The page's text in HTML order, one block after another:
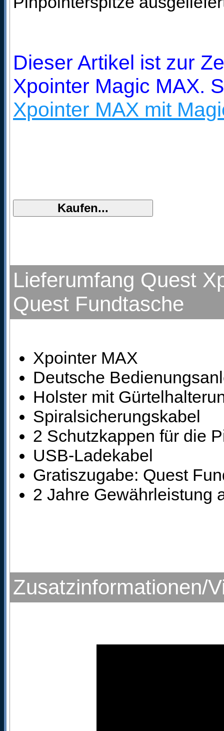
Dieser Artikel ist zur
Xpointer Magic MAX.
Xpointer MAX mit
Lieferumfang Quest
Quest Fundtasche
Xpointer MAX
Deutsche
Holster mit
Spiralsicherungskabel
2 Schutzkappen für die
USB-Ladekabel
Gratiszugabe: Quest
2 Jahre Gewährleistung
Zusatzinformationen/